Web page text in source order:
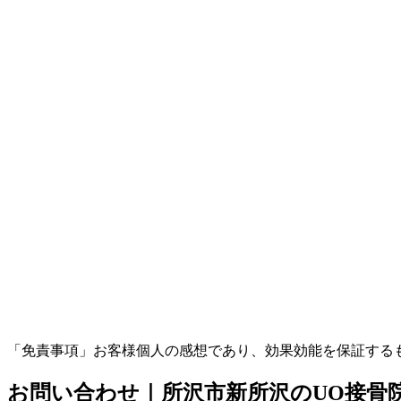
「免責事項」お客様個人の感想であり、効果効能を保証する
お問い合わせ｜所沢市新所沢のUO接骨